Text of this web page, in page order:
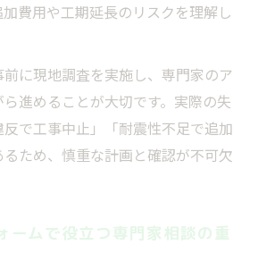
費用や工期延長のリスクを理解し
に現地調査を実施し、専門家のア
進めることが大切です。実際の失
で工事中止」「耐震性不足で追加
ため、慎重な計画と確認が不可欠
ームで役立つ専門家相談の重